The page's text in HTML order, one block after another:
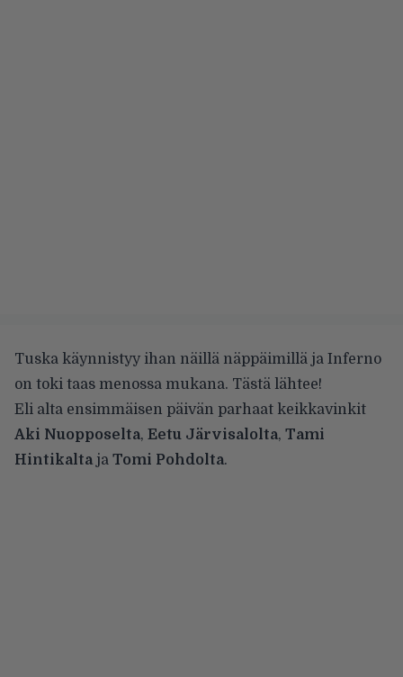
Tuska käynnistyy ihan näillä näppäimillä ja Inferno
on toki taas menossa mukana. Tästä lähtee!
Eli alta ensimmäisen päivän parhaat keikkavinkit
Aki Nuopposelta, Eetu Järvisalolta, Tami
Hintikaltaja Tomi Pohdolta.